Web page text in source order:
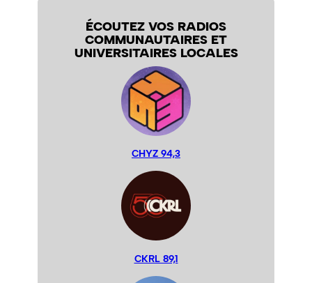
ÉCOUTEZ VOS RADIOS
COMMUNAUTAIRES ET
UNIVERSITAIRES LOCALES
CHYZ 94,3
CKRL 89,1